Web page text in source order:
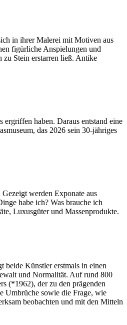
in ihrer Malerei mit Motiven aus
figürliche Anspielungen und
zu Stein erstarren ließ. Antike
haben. Daraus entstand eine
das 2026 sein 30-jähriges
werden Exponate aus
habe ich? Was brauche ich
Luxusgüter und Massenprodukte.
beide Künstler erstmals in einen
und Normalität. Auf rund 800
(*1962), der zu den prägenden
Umbrüche sowie die Frage, wie
beobachten und mit den Mitteln